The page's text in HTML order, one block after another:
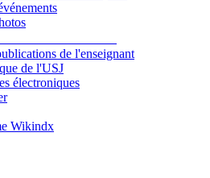
de l'enseignant
de l'USJ
électroniques
Wikindx